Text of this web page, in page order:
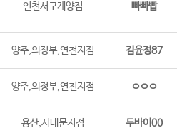
인천서구계양점 빠빠빱
양주,의정부,연천지점 김윤정87
양주,의정부,연천지점 ㅇㅇㅇ
용산,서대문지점 두바이00